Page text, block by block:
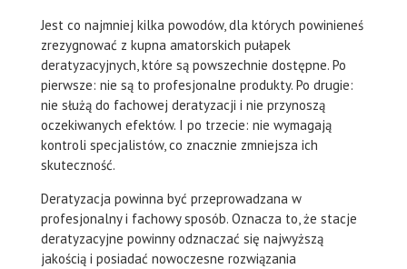
Jest co najmniej kilka powodów, dla których powinieneś
zrezygnować z kupna amatorskich pułapek
deratyzacyjnych, które są powszechnie dostępne. Po
pierwsze: nie są to profesjonalne produkty. Po drugie:
nie służą do fachowej deratyzacji i nie przynoszą
oczekiwanych efektów. I po trzecie: nie wymagają
kontroli specjalistów, co znacznie zmniejsza ich
skuteczność.
Deratyzacja powinna być przeprowadzana w
profesjonalny i fachowy sposób. Oznacza to, że stacje
deratyzacyjne powinny odznaczać się najwyższą
jakością i posiadać nowoczesne rozwiązania